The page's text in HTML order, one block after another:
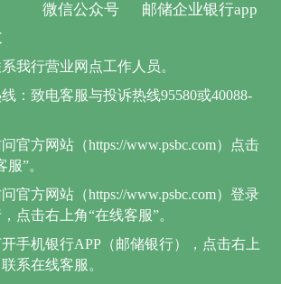
微信公众号 邮储企业银行app
我行营业网点工作人员。
：致电客服与投诉热线95580或40088-
官方网站（https://www.psbc.com）点击
”。
官方网站（https://www.psbc.com）登录
点击右上角“在线客服”。
手机银行APP（邮储银行），点击右上
系在线客服。